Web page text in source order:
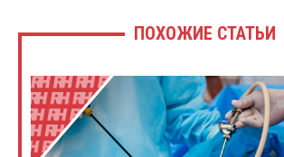
ПОХОЖИЕ СТАТЬИ